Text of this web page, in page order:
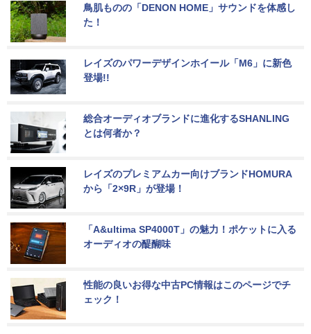
鳥肌ものの「DENON HOME」サウンドを体感し
た！
レイズのパワーデザインホイール「M6」に新色
登場!!
総合オーディオブランドに進化するSHANLING
とは何者か？
レイズのプレミアムカー向けブランドHOMURA
から「2×9R」が登場！
「A&ultima SP4000T」の魅力！ポケットに入る
オーディオの醍醐味
性能の良いお得な中古PC情報はこのページでチ
ェック！